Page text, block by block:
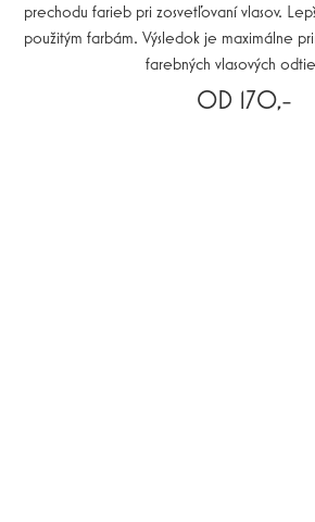
prechodu farieb pri zosvetľovaní vlasov.
použitým farbám. Výsledok je maximálne
farebných vlasových
OD 170,-